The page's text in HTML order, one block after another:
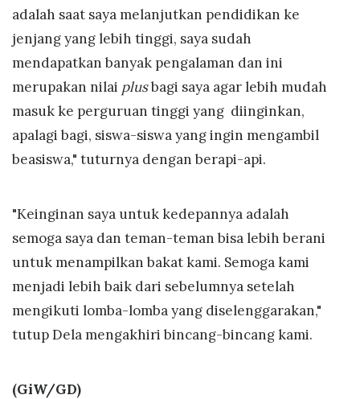
adalah saat saya melanjutkan pendidikan ke
jenjang yang lebih tinggi, saya sudah
mendapatkan banyak pengalaman dan ini
merupakan nilai plusbagi saya agar lebih mudah
masuk ke perguruan tinggi yang diinginkan,
apalagi bagi, siswa-siswa yang ingin mengambil
beasiswa," tuturnya dengan berapi-api.
"Keinginan saya untuk kedepannya adalah
semoga saya dan teman-teman bisa lebih berani
untuk menampilkan bakat kami. Semoga kami
menjadi lebih baik dari sebelumnya setelah
mengikuti lomba-lomba yang diselenggarakan,"
tutup Dela mengakhiri bincang-bincang kami.
(GiW/GD)